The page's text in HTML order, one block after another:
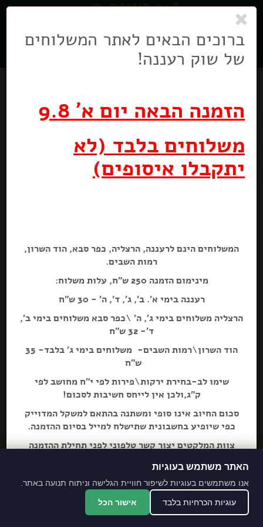
ניווט
בניווט
מבצע
מבצע! טבלאות שוקולד מילקה
‏9.90 ₪
הוספה+
מילקה אוראו 100 גרם חדש
ברוכים הבאים לאתר המשלוחים
של שוק רעננה!
הזמנה הבאה יום א' 9.8
משלוחים בלבד (לא
יתקבלו איסופים)
המשלוחים הינם לרעננה, הרצליה, כפר סבא, הוד השרון,
רמות השבים.
מינימום הזמנה 250 ש"ח, עלות משלוח:
רעננה בימי א'. ב', ג', ד', ה' - 30 ש"ח
הרצליה משלוחים בימי ג', ה' \כפר סבא משלוחים בימי ב',
ד'- 32 ש"ח
הוד השרון\רמות השבים- משלוחים בימי ג' בלבד- 35
ש"ח
שימו לב-בחירת ירקות\פירות לפי י"ח מחושב לפי
ק"ג,ולכן אין לייחס חשיבות לסכום!
סכום החיוב אינו סופי ומשתנה בהתאם למשקל המדוייק
כפי שיופיע בחשבונית שתישלח למייל בסיום ההזמנה.
צוות המלקטים יצור קשר טלפוני לפני תחילת ההזמנה
מתחייבים לסחורה הכי
מובחרת!
*האתר והמקום עם נגישות מלאה לנכים.
האתר משתמש בעוגיות
אנו משתמשים בעוגיות לשיפור חוויית הגלישה וניתוח תנועה באתר.
עוגיות הכרחיות בלבד אישור הכל